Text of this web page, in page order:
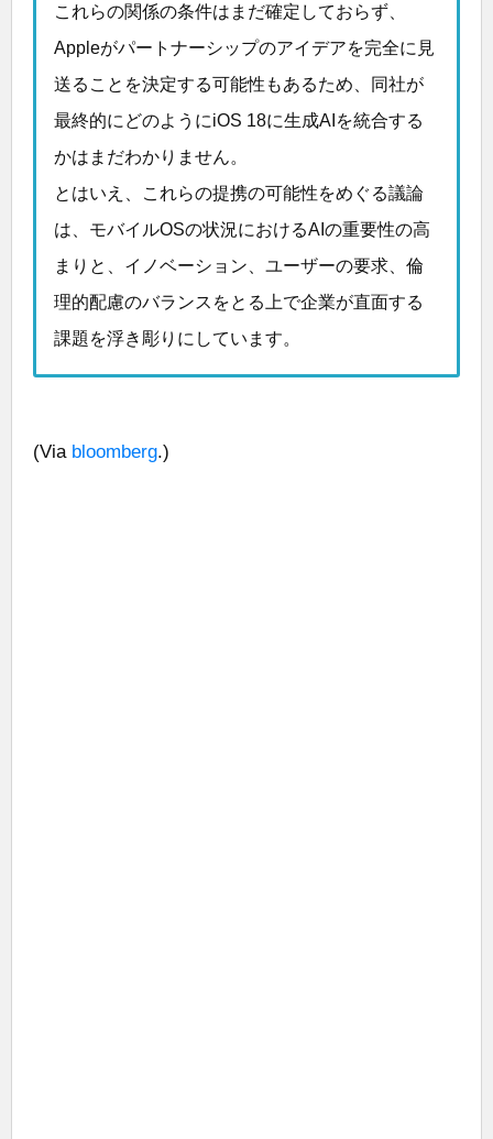
これらの関係の条件はまだ確定しておらず、
Appleがパートナーシップのアイデアを完全に見
送ることを決定する可能性もあるため、同社が
最終的にどのようにiOS 18に生成AIを統合する
かはまだわかりません。
とはいえ、これらの提携の可能性をめぐる議論
は、モバイルOSの状況におけるAIの重要性の高
まりと、イノベーション、ユーザーの要求、倫
理的配慮のバランスをとる上で企業が直面する
課題を浮き彫りにしています。
(Via bloomberg.)